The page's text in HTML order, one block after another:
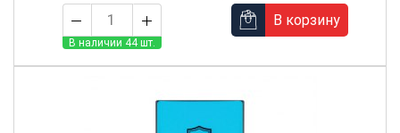
В наличии 44 шт.
В корзину